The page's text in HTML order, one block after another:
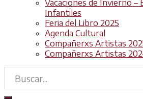
Vacaciones de Invierno –
Infantiles
Feria del Libro 2025
Agenda Cultural
Compañerxs Artistas
Compañerxs Artistas